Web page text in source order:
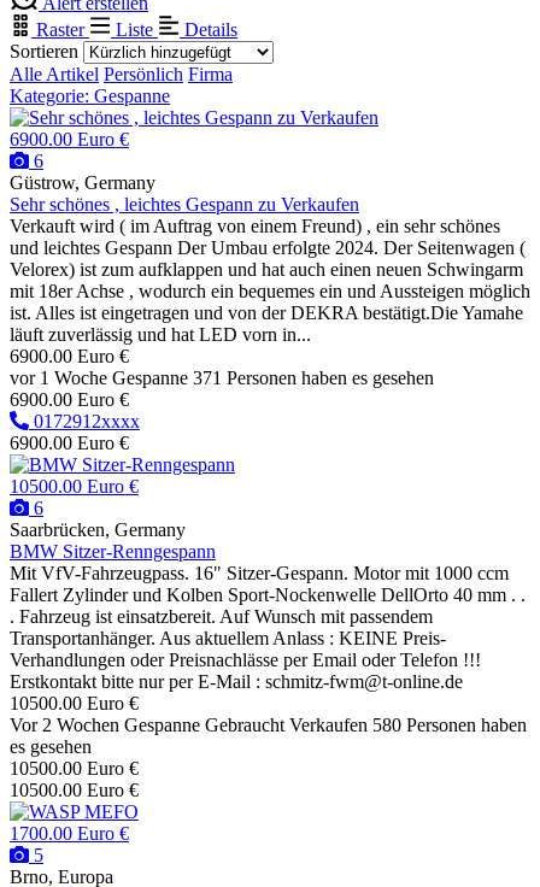
Raster
Liste
Details
Sortieren
Alle Artikel Persönlich Firma
Kategorie: Gespanne
6900.00 Euro €
6
Güstrow, Germany
Sehr schönes , leichtes Gespann zu Verkaufen
Verkauft wird ( im Auftrag von einem Freund) , ein sehr schönes
und leichtes Gespann Der Umbau erfolgte 2024. Der Seitenwagen (
Velorex) ist zum aufklappen und hat auch einen neuen Schwingarm
mit 18er Achse , wodurch ein bequemes ein und Aussteigen möglich
ist. Alles ist eingetragen und von der DEKRA bestätigt.Die Yamahe
läuft zuverlässig und hat LED vorn in...
6900.00 Euro €
vor 1 Woche Gespanne 371 Personen haben es gesehen
6900.00 Euro €
0172912xxxx
6900.00 Euro €
10500.00 Euro €
6
Saarbrücken, Germany
BMW Sitzer-Renngespann
Mit VfV-Fahrzeugpass. 16" Sitzer-Gespann. Motor mit 1000 ccm
Fallert Zylinder und Kolben Sport-Nockenwelle DellOrto 40 mm . .
. Fahrzeug ist einsatzbereit. Auf Wunsch mit passendem
Transportanhänger. Aus aktuellem Anlass : KEINE Preis-
Verhandlungen oder Preisnachlässe per Email oder Telefon !!!
Erstkontakt bitte nur per E-Mail : schmitz-fwm@t-online.de
10500.00 Euro €
Vor 2 Wochen Gespanne Gebraucht Verkaufen 580 Personen haben
es gesehen
10500.00 Euro €
10500.00 Euro €
1700.00 Euro €
5
Brno, Europa